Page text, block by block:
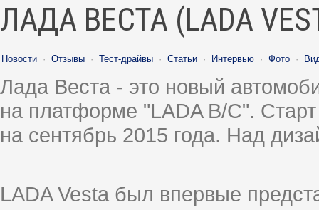
ЛАДА ВЕСТА (LADA
Новости · Отзывы · Тест-драйвы · Статьи · Интервью · Фото ·
Лада Веста - это новый
на платформе "LADA B/C".
на сентябрь 2015 года. Над
LADA Vesta был впервые